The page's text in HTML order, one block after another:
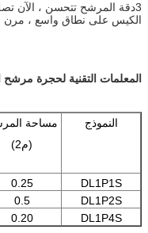
3دقة المرشح تتحسن ، الآن تصل إلى 0.5 ميكرو متراً
الكيس على نطاق واسع ، مرن ،
المعلمات التقنية لحجرة
النموذج
مساحة
(م2)
DL1P1S
0.25
DL1P2S
0.5
DL1P4S
0.20